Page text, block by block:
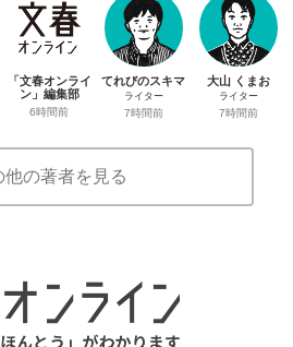
「文春オンライ
ン」編集部
6時間前
てれびのスキマ
ライター
7時間前
大山 くまお
ライター
7時間前
他の著者を見る